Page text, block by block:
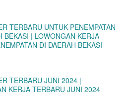
TERBARU UNTUK PENEMPATAN
BEKASI | LOWONGAN KERJA
DI DAERAH BEKASI
TERBARU JUNI 2024 |
KERJA TERBARU JUNI 2024